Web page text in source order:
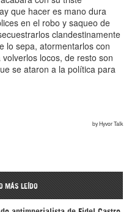
MÁS LEÍDO
antimperialista de Fidel Castro